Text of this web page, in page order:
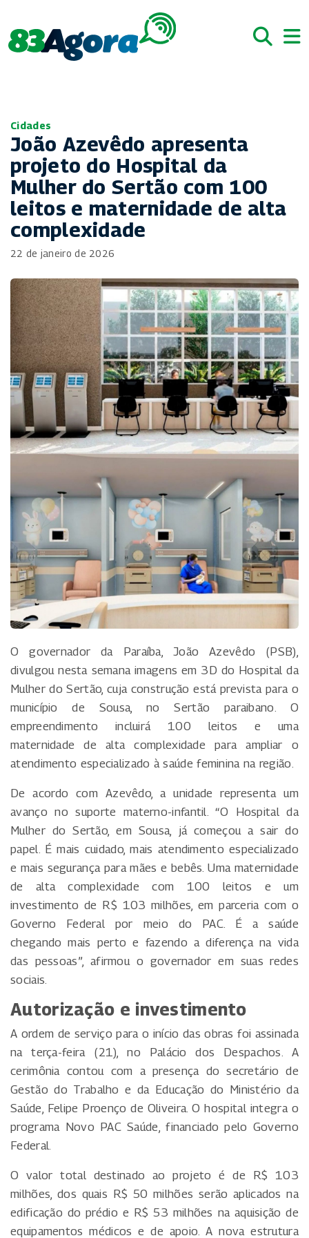
Cidades
João Azevêdo apresenta
projeto do Hospital da
Mulher do Sertão com 100
leitos e maternidade de alta
complexidade
22 de janeiro de 2026
O governador da Paraíba, João Azevêdo (PSB),
divulgou nesta semana imagens em 3D do Hospital da
Mulher do Sertão, cuja construção está prevista para o
município de Sousa, no Sertão paraibano. O
empreendimento incluirá 100 leitos e uma
maternidade de alta complexidade para ampliar o
atendimento especializado à saúde feminina na região.
De acordo com Azevêdo, a unidade representa um
avanço no suporte materno-infantil. “O Hospital da
Mulher do Sertão, em Sousa, já começou a sair do
papel. É mais cuidado, mais atendimento especializado
e mais segurança para mães e bebês. Uma maternidade
de alta complexidade com 100 leitos e um
investimento de R$ 103 milhões, em parceria com o
Governo Federal por meio do PAC. É a saúde
chegando mais perto e fazendo a diferença na vida
das pessoas”, afirmou o governador em suas redes
sociais.
Autorização e investimento
A ordem de serviço para o início das obras foi assinada
na terça-feira (21), no Palácio dos Despachos. A
cerimônia contou com a presença do secretário de
Gestão do Trabalho e da Educação do Ministério da
Saúde, Felipe Proenço de Oliveira. O hospital integra o
programa Novo PAC Saúde, financiado pelo Governo
Federal.
O valor total destinado ao projeto é de R$ 103
milhões, dos quais R$ 50 milhões serão aplicados na
edificação do prédio e R$ 53 milhões na aquisição de
equipamentos médicos e de apoio. A nova estrutura